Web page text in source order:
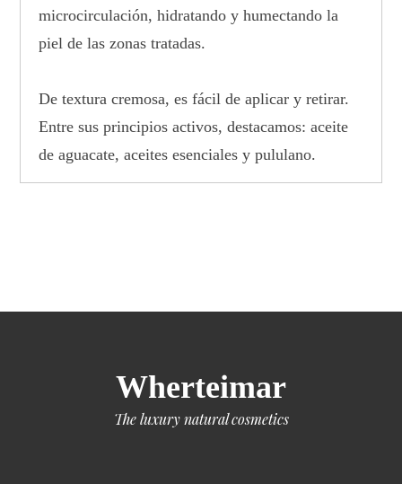
microcirculación, hidratando y humectando la
piel de las zonas tratadas.
De textura cremosa, es fácil de aplicar y retirar.
Entre sus principios activos, destacamos: aceite
de aguacate, aceites esenciales y pululano.
Wherteimar
The luxury natural cosmetics